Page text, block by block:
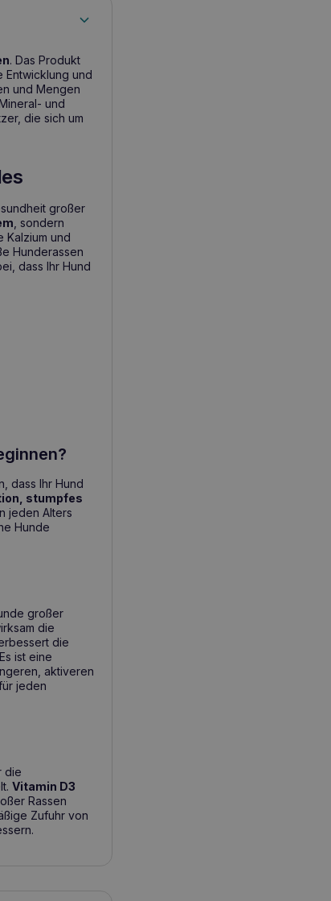
. Das Produkt
Entwicklung und
und Mengen
und
die sich um
großer
, sondern
Kalzium und
Hunderassen
dass Ihr Hund
dass Ihr Hund
stumpfes
jeden Alters
Hunde
großer
die
die
ist eine
aktiveren
jeden
die
Vitamin D3
Rassen
Zufuhr von